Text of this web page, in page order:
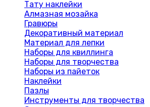
Тату наклейки
Алмазная мозайка
Гравюры
Декоративный материал
Материал для лепки
Наборы для квиллинга
Наборы для творчества
Наборы из пайеток
Наклейки
Пазлы
Инструменты для творчества